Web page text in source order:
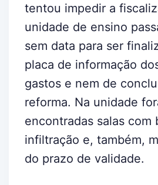
tentou impedir a
unidade de ensino
sem data para ser
placa de informação
gastos e nem de
reforma. Na unidade
encontradas salas com
infiltração e, também,
do prazo de validade.